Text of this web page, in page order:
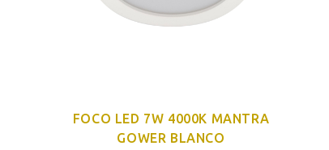
FOCO LED 7W 4000K MANTRA
GOWER BLANCO